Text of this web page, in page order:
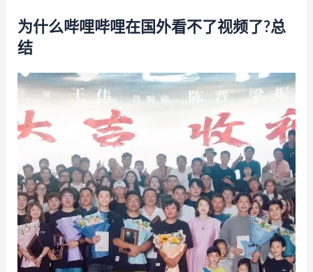
为什么哔哩哔哩在国外看不了视频了?总
结